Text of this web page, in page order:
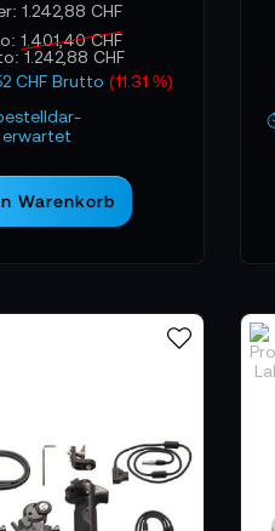
1.242,88 CHF
1.401,40 CHF
1.242,88 CHF
CHF Brutto (11.31 %)
erwartet
Warenkorb